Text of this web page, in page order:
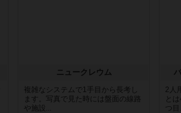
ニュークレウム
複雑なシステムで1手目から長考し
ます。写真で見た時には盤面の線路
や施設...
2人
と
つ目